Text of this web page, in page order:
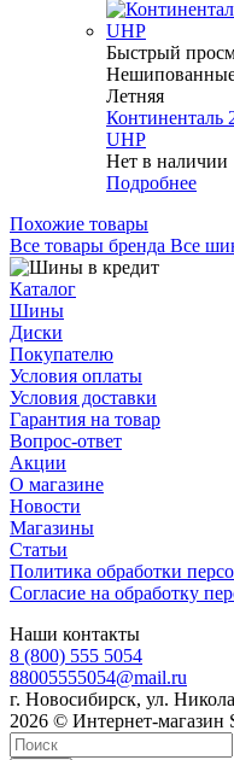
Быстрый
Летняя
Континенталь
UHP
Нет в наличии
Подробнее
Похожие товары
Все товары бренда Все
Каталог
Шины
Диски
Покупателю
Условия оплаты
Условия доставки
Гарантия на товар
Вопрос-ответ
Акции
О магазине
Новости
Магазины
Статьи
Политика обработки
Согласие на обработку
Наши контакты
8 (800) 555 5054
88005555054@mail.ru
г. Новосибирск, ул.
2026 © Интернет-магазин